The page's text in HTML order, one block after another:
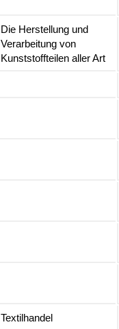
Die Herstellung und
Verarbeitung von
Kunststoffteilen aller Art
Textilhandel